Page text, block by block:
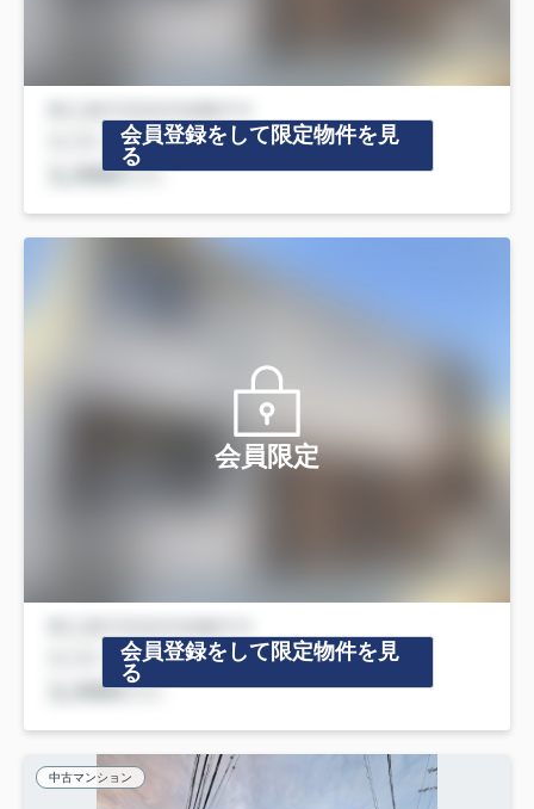
会員登録をして限定物件を見
る
会員限定
会員登録をして限定物件を見
る
中古マンション